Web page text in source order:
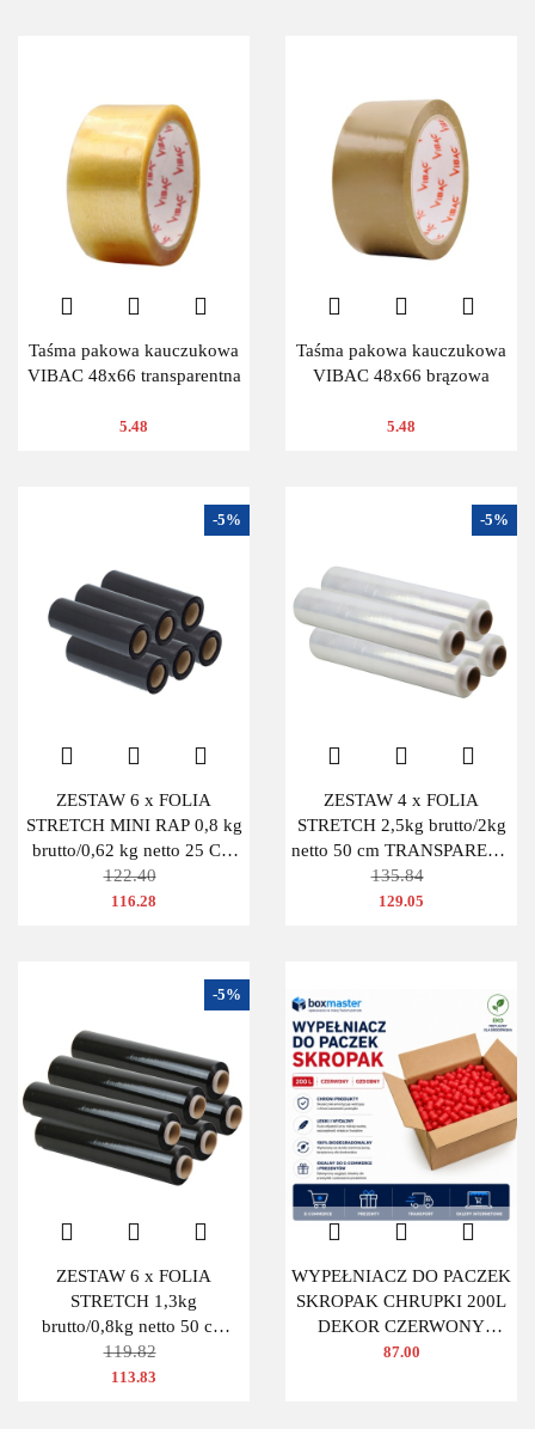
Taśma pakowa kauczukowa
VIBAC 48x66 transparentna
5.48
Taśma pakowa kauczukowa
VIBAC 48x66 brązowa
5.48
ZESTAW 6 x FOLIA
STRETCH MINI RAP 0,8 kg
brutto/0,62 kg netto 25 CM
CZARNA
122.40
-5%
116.28
ZESTAW 4 x FOLIA
STRETCH 2,5kg brutto/2kg
netto 50 cm TRANSPARENT
BEZBARWNA
135.84
-5%
129.05
ZESTAW 6 x FOLIA
STRETCH 1,3kg
brutto/0,8kg netto 50 cm
CZARNA
119.82
-5%
113.83
WYPEŁNIACZ DO PACZEK
SKROPAK CHRUPKI 200L
DEKOR CZERWONY
OWAL
87.00